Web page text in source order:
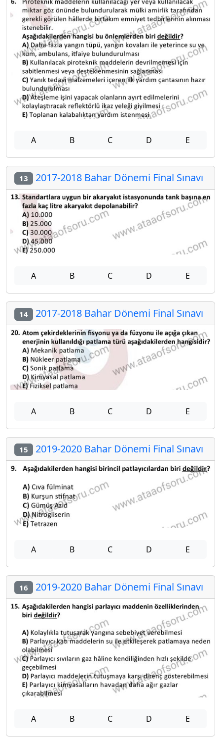
A B C D E
13 2017-2018 Bahar Dönemi Final Sınavı
A B C D E
14 2017-2018 Bahar Dönemi Final Sınavı
A B C D E
15 2019-2020 Bahar Dönemi Final Sınavı
A B C D E
16 2019-2020 Bahar Dönemi Final Sınavı
A B C D E